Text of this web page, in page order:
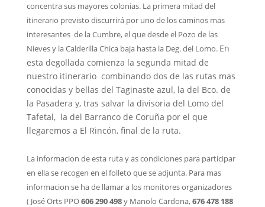
concentra sus mayores colonias. La primera mitad del
itinerario previsto discurrirá por uno de los caminos mas
interesantes de la Cumbre, el que desde el Pozo de las
Nieves y la Calderilla Chica baja hasta la Deg. del Lomo. En
esta degollada comienza la segunda mitad de
nuestro itinerario combinando dos de las rutas mas
conocidas y bellas del Taginaste azul, la del Bco. de
la Pasadera y, tras salvar la divisoria del Lomo del
Tafetal, la del Barranco de Coruña por el que
llegaremos a El Rincón, final de la ruta.
La informacion de esta ruta y as condiciones para participar
en ella se recogen en el folleto que se adjunta. Para mas
informacion se ha de llamar a los monitores organizadores
( José Orts PPO606 290 498y Manolo Cardona,676 478 188